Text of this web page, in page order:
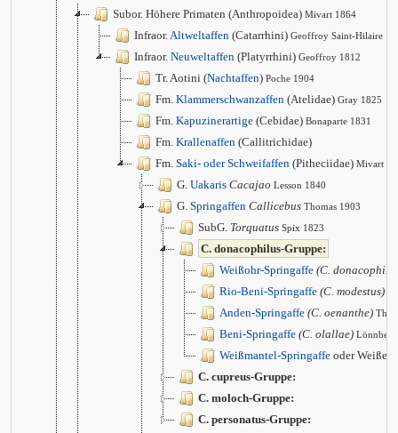
Subor. Höhere Primaten (Anthropoidea) Mivart 1864
Infraor.Altweltaffen (Catarrhini) Geoffroy Saint-Hilaire
Infraor. Neuweltaffen (Platyrrhini) Geoffroy 1812
Tr. Aotini (Nachtaffen) Poche 1904
Fm. Klammerschwanzaffen (Atelidae) Gray 1825
Fm. Kapuzinerartige (Cebidae) Bonaparte 1831
Fm. Krallenaffen (Callitrichidae)
Fm. Saki- oder Schweifaffen (Pitheciidae) Mivart
G. Uakaris Cacajao Lesson 1840
G. Springaffen Callicebus Thomas 1903
SubG. Torquatus Spix 1823
C. donacophilus-Gruppe:
Weißohr-Springaffe (C.
Rio-Beni-Springaffe (C. modestus)
Anden-Springaffe (C. oenanthe)
Beni-Springaffe (C. olallae)
Weißmantel-Springaffe oder Weißer
C. cupreus-Gruppe:
C. moloch-Gruppe:
C. personatus-Gruppe: